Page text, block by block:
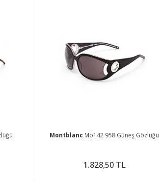
Montblanc Mb142 958 Güneş Gözlüğü
1.828,50 TL